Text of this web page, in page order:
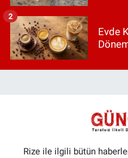
Evde
2
Rize ile ilgili bütün